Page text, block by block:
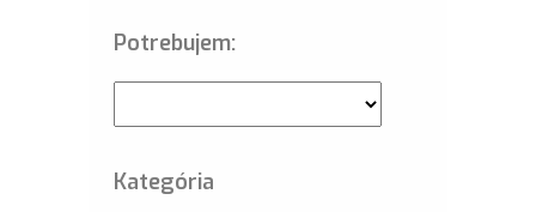
Potrebujem:
Kategória